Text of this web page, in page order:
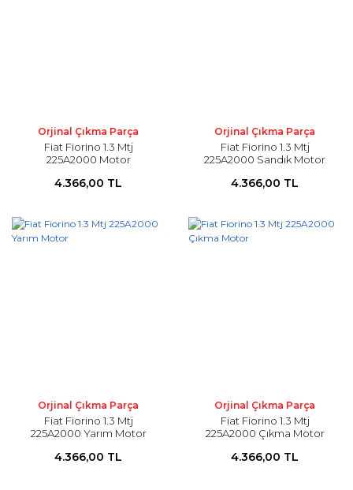
Orjinal Çıkma Parça
Fiat Fiorino 1.3 Mtj
225A2000 Motor
4.366,00 TL
Orjinal Çıkma Parça
Fiat Fiorino 1.3 Mtj
225A2000 Sandık Motor
4.366,00 TL
Orjinal Çıkma Parça
Fiat Fiorino 1.3 Mtj
225A2000 Yarım Motor
4.366,00 TL
Orjinal Çıkma Parça
Fiat Fiorino 1.3 Mtj
225A2000 Çıkma Motor
4.366,00 TL